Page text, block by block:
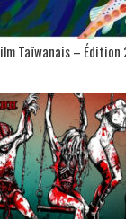
Taïwanais –